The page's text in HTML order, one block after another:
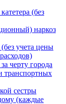
(без
наркоз
учета цены
черту города
транспортных
сестры
(каждые